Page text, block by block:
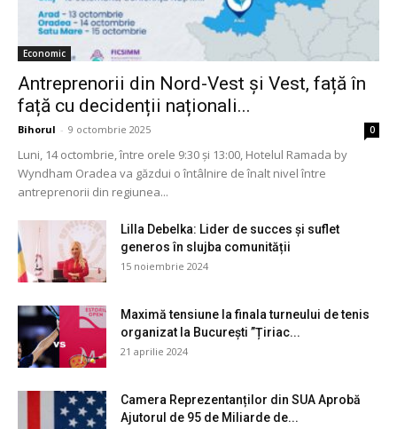
Economic
Antreprenorii din Nord-Vest și Vest, față în
față cu decidenții naționali...
Bihorul - 9 octombrie 2025 0
Luni, 14 octombrie, între orele 9:30 și 13:00, Hotelul Ramada by
Wyndham Oradea va găzdui o întâlnire de înalt nivel între
antreprenorii din regiunea...
Lilla Debelka: Lider de succes și suflet
generos în slujba comunității
15 noiembrie 2024
Maximă tensiune la finala turneului de tenis
organizat la București ”Țiriac...
21 aprilie 2024
Camera Reprezentanților din SUA Aprobă
Ajutorul de 95 de Miliarde de...